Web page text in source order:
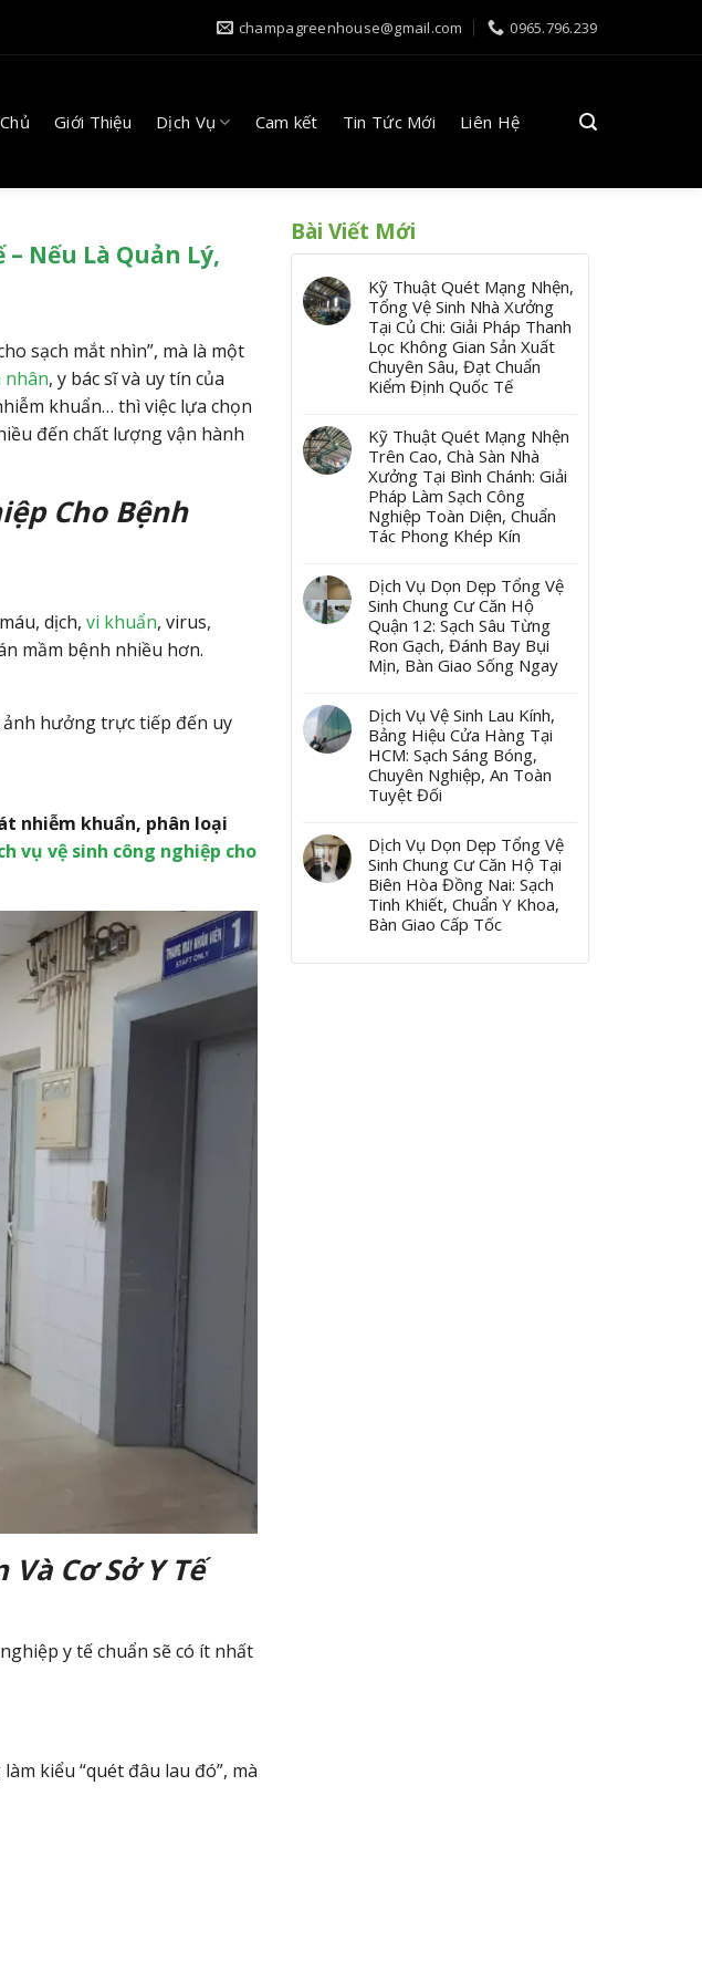
champagreenhouse@gmail.com 0965.796.239
Giới Thiệu Dịch Vụ Cam kết Tin Tức Mới Liên Hệ
– Nếu Là Quản Lý,
sạch mắt nhìn”, mà là một
nhân, y bác sĩ và uy tín của
khuẩn… thì việc lựa chọn
đến chất lượng vận hành
Cho Bệnh
dịch, vi khuẩn, virus,
mầm bệnh nhiều hơn.
hưởng trực tiếp đến uy
nhiễm khuẩn, phân loại
vụ vệ sinh công nghiệp cho
Cơ Sở Y Tế
y tế chuẩn sẽ có ít nhất
kiểu “quét đâu lau đó”, mà
Bài Viết Mới
Kỹ Thuật Quét Mạng Nhện,
Tổng Vệ Sinh Nhà Xưởng
Tại Củ Chi: Giải Pháp Thanh
Lọc Không Gian Sản Xuất
Chuyên Sâu, Đạt Chuẩn
Kiểm Định Quốc Tế
Kỹ Thuật Quét Mạng Nhện
Trên Cao, Chà Sàn Nhà
Xưởng Tại Bình Chánh: Giải
Pháp Làm Sạch Công
Nghiệp Toàn Diện, Chuẩn
Tác Phong Khép Kín
Dịch Vụ Dọn Dẹp Tổng Vệ
Sinh Chung Cư Căn Hộ
Quận 12: Sạch Sâu Từng
Ron Gạch, Đánh Bay Bụi
Mịn, Bàn Giao Sống Ngay
Dịch Vụ Vệ Sinh Lau Kính,
Bảng Hiệu Cửa Hàng Tại
HCM: Sạch Sáng Bóng,
Chuyên Nghiệp, An Toàn
Tuyệt Đối
Dịch Vụ Dọn Dẹp Tổng Vệ
Sinh Chung Cư Căn Hộ Tại
Biên Hòa Đồng Nai: Sạch
Tinh Khiết, Chuẩn Y Khoa,
Bàn Giao Cấp Tốc